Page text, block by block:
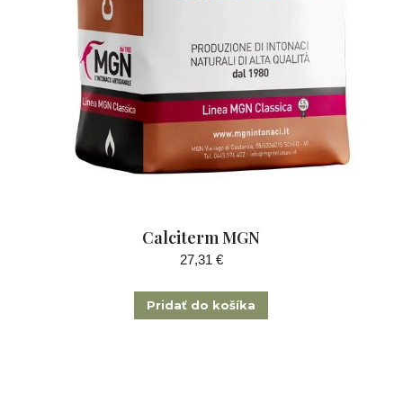
Calciterm MGN
27,31 €
Pridať do košíka